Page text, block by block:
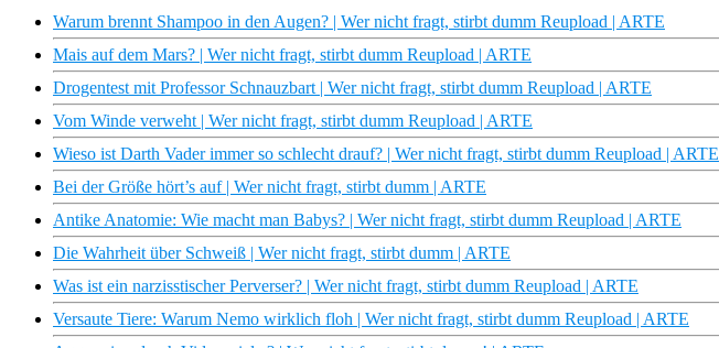
Warum brennt Shampoo in den Augen? | Wer nicht fragt, stirbt dumm Reupload | ARTE
Mais auf dem Mars? | Wer nicht fragt, stirbt dumm Reupload | ARTE
Drogentest mit Professor Schnauzbart | Wer nicht fragt, stirbt dumm Reupload | ARTE
Vom Winde verweht | Wer nicht fragt, stirbt dumm Reupload | ARTE
Wieso ist Darth Vader immer so schlecht drauf? | Wer nicht fragt, stirbt dumm Reupload | ARTE
Bei der Größe hört’s auf | Wer nicht fragt, stirbt dumm | ARTE
Antike Anatomie: Wie macht man Babys? | Wer nicht fragt, stirbt dumm Reupload | ARTE
Die Wahrheit über Schweiß | Wer nicht fragt, stirbt dumm | ARTE
Was ist ein narzisstischer Perverser? | Wer nicht fragt, stirbt dumm Reupload | ARTE
Versaute Tiere: Warum Nemo wirklich floh | Wer nicht fragt, stirbt dumm Reupload | ARTE